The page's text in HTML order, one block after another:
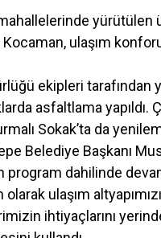
yürütülen
ulaşım
ekipleri tarafından
asfaltlama yapıldı.
Sokak’ta da
Belediye Başkanı
dahilinde
ulaşım
ihtiyaçlarını